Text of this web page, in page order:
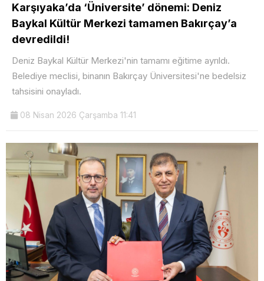
Karşıyaka’da ‘Üniversite’ dönemi: Deniz
Baykal Kültür Merkezi tamamen Bakırçay’a
devredildi!
Deniz Baykal Kültür Merkezi'nin tamamı eğitime ayrıldı.
Belediye meclisi, binanın Bakırçay Üniversitesi'ne bedelsiz
tahsisini onayladı.
08 Nisan 2026 Çarşamba 11:41